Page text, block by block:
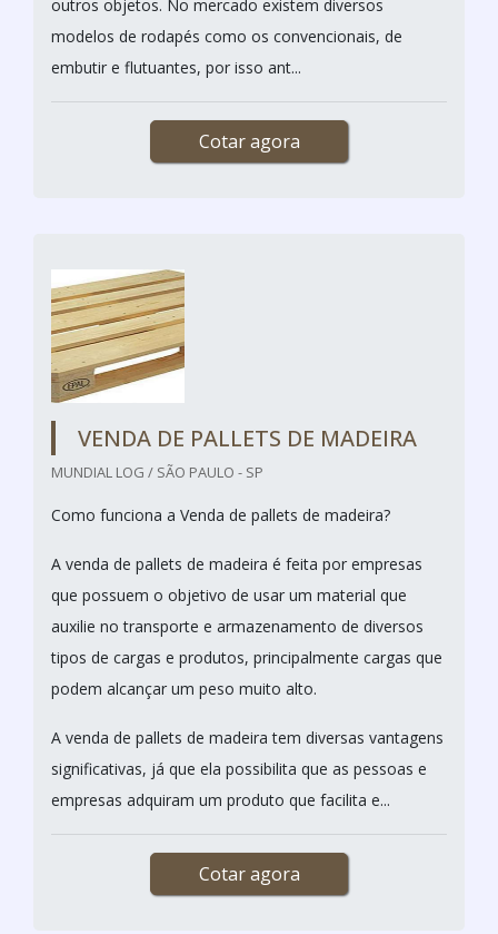
outros objetos. No mercado existem diversos
modelos de rodapés como os convencionais, de
embutir e flutuantes, por isso ant...
Cotar agora
VENDA DE PALLETS DE MADEIRA
MUNDIAL LOG / SÃO PAULO - SP
Como funciona a Venda de pallets de madeira?
A venda de pallets de madeira é feita por empresas
que possuem o objetivo de usar um material que
auxilie no transporte e armazenamento de diversos
tipos de cargas e produtos, principalmente cargas que
podem alcançar um peso muito alto.
A venda de pallets de madeira tem diversas vantagens
significativas, já que ela possibilita que as pessoas e
empresas adquiram um produto que facilita e...
Cotar agora